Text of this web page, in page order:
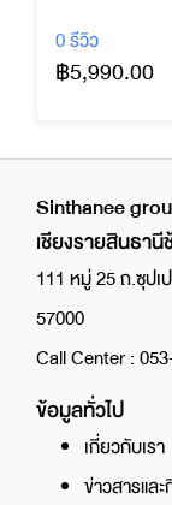
0 รีวิว
฿5,990.00
Sinthanee
เชียงรายสินธา
111 หมู่ 25 ถ.ซุปเ
57000
Call Center :
ข้อมูลทั่วไป
เกี่ยวกับเรา
ข่าวสารแล